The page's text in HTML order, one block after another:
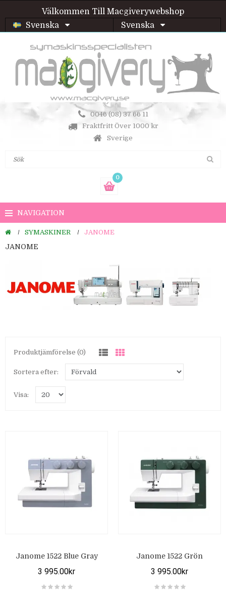
Välkommen Till Macgiverywebshop
Svenska
Svenska
0046 (08) 37 66 11
Fraktfritt Över 1000 kr
Sverige
0
NAVIGATION
SYMASKINER JANOME
JANOME
Produktjämförelse (0)
Sortera efter:
Visa:
Janome 1522 Blue Gray
3 995.00kr
Janome 1522 Grön
3 995.00kr